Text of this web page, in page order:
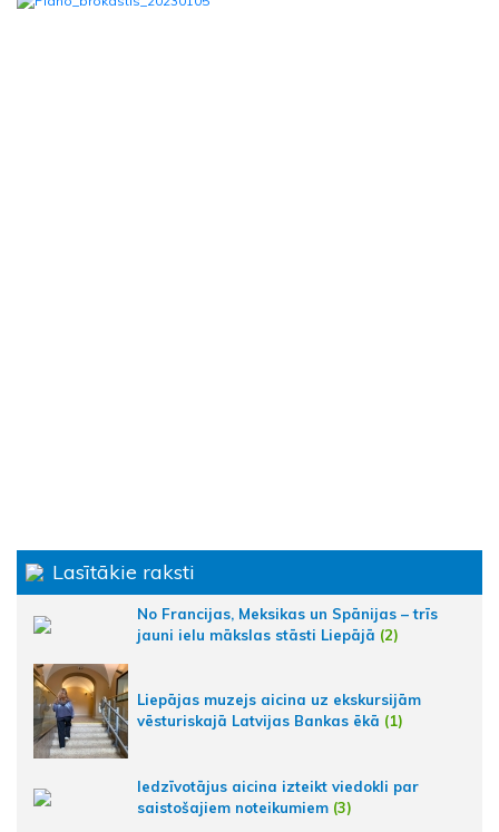
Lasītākie raksti
No Francijas, Meksikas un Spānijas – trīs
jauni ielu mākslas stāsti Liepājā (2)
Liepājas muzejs aicina uz ekskursijām
vēsturiskajā Latvijas Bankas ēkā (1)
Iedzīvotājus aicina izteikt viedokli par
saistošajiem noteikumiem (3)